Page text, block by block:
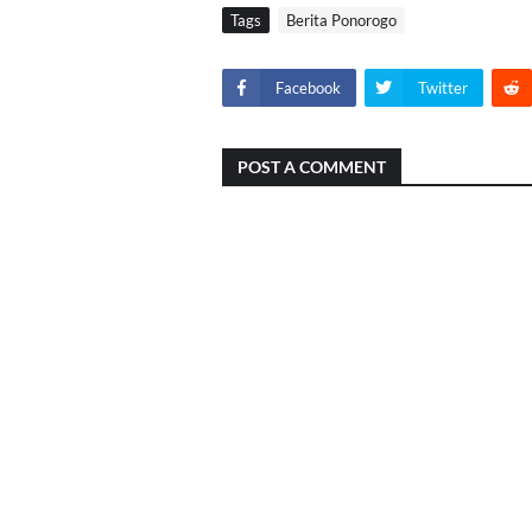
Tags Berita Ponorogo
Facebook Twitter
POST A COMMENT